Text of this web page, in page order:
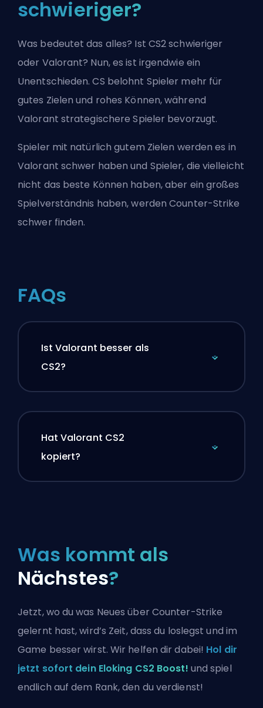
schwieriger?
Was bedeutet das alles? Ist CS2 schwieriger
oder Valorant? Nun, es ist irgendwie ein
Unentschieden. CS belohnt Spieler mehr für
gutes Zielen und rohes Können, während
Valorant strategischere Spieler bevorzugt.
Spieler mit natürlich gutem Zielen werden es in
Valorant schwer haben und Spieler, die vielleicht
nicht das beste Können haben, aber ein großes
Spielverständnis haben, werden Counter-Strike
schwer finden.
FAQs
Ist Valorant besser als
CS2?
Hat Valorant CS2
kopiert?
Was kommt als
Nächstes?
Jetzt, wo du was Neues über Counter-Strike
gelernt hast, wird’s Zeit, dass du loslegst und im
Game besser wirst. Wir helfen dir dabei! Hol dir
jetzt sofort dein Eloking CS2 Boost! und spiel
endlich auf dem Rank, den du verdienst!